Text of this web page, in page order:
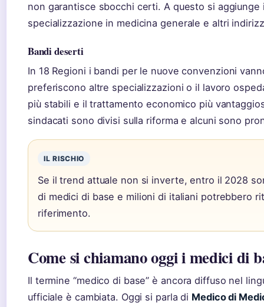
non garantisce sbocchi certi. A questo si
specializzazione in medicina generale e altri
Bandi deserti
In 18 Regioni i bandi per le nuove convenzioni
preferiscono altre specializzazioni o il lavoro
più stabili e il trattamento economico più
sindacati sono divisi sulla riforma e alcuni sono
IL RISCHIO
Se il trend attuale non si inverte, entro il 2028
di medici di base e milioni di italiani potrebbero
riferimento.
Come si chiamano oggi i medici di
Il termine “medico di base” è ancora diffuso nel
ufficiale è cambiata. Oggi si parla di Medico di